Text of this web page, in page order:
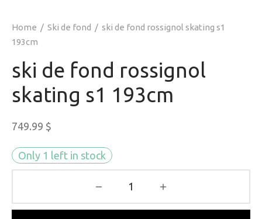
Home / Ski de fond / ski de fond rossignol skating s1
193cm
ski de fond rossignol
skating s1 193cm
749.99 $
Only 1 left in stock